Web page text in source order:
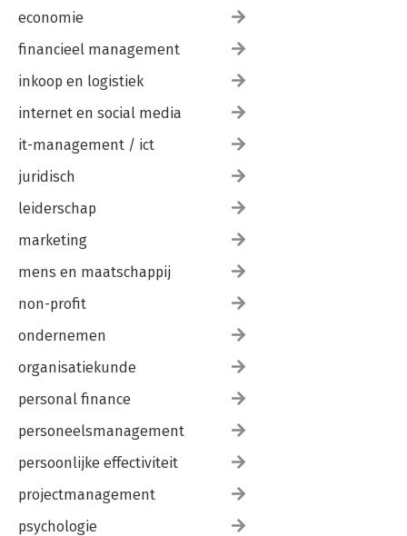
economie
financieel management
inkoop en logistiek
internet en social media
it-management / ict
juridisch
leiderschap
marketing
mens en maatschappij
non-profit
ondernemen
organisatiekunde
personal finance
personeelsmanagement
persoonlijke effectiviteit
projectmanagement
psychologie